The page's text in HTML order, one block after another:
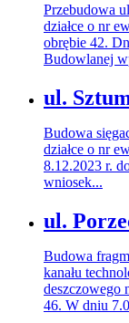
Przebudowa
działce o nr
obrębie 42.
Budowlanej
ul.
Budowa
działce o nr
8.12.2023 r.
wniosek...
ul.
Budowa
kanału
deszczowego
46. W dniu